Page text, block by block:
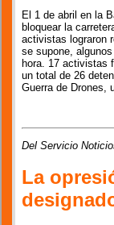
El 1 de abril en la
bloquear la
activistas lograron
se supone,
hora. 17 activistas
un total de 26
Guerra de Drones,
Del Servicio
La